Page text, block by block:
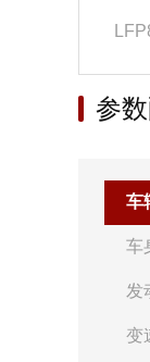
参
车
车
发
变